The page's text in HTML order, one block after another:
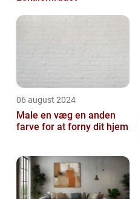
06 august 2024
Male en væg en anden
farve for at forny dit hjem